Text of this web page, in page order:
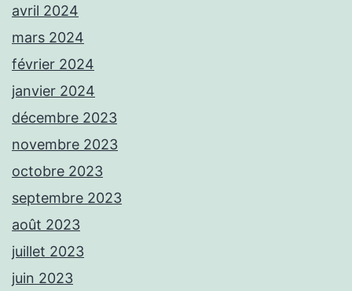
avril 2024
mars 2024
février 2024
janvier 2024
décembre 2023
novembre 2023
octobre 2023
septembre 2023
août 2023
juillet 2023
juin 2023